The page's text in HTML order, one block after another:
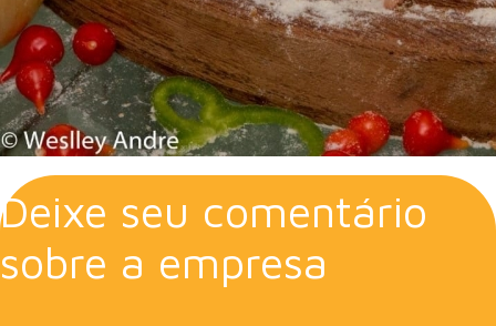
Deixe seu comentário
sobre a empresa